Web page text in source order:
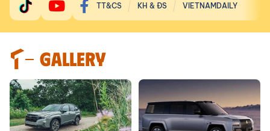
TT&CS KH & ĐS VIETNAMDAILY
GALLERY